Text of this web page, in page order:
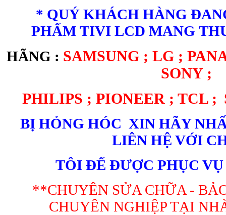
* QUÝ KHÁCH HÀNG
PHẨM TIVI LCD MANG
HÃNG : SAMSUNG ; LG ;
SONY ;
PHILIPS ; PIONEER ; TCL ;
BỊ HỎNG HÓC XIN HÃY
LIÊN HỆ VỚI
TÔI ĐỂ ĐƯỢC PHỤC
**CHUYÊN SỬA CHỮA -
CHUYÊN NGHIỆP TẠI